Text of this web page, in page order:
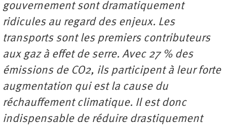
gouvernement sont dramatiquement
ridicules au regard des enjeux. Les
transports sont les premiers contributeurs
aux gaz à effet de serre. Avec 27 % des
émissions de CO2, ils participent à leur forte
augmentation qui est la cause du
réchauffement climatique. Il est donc
indispensable de réduire drastiquement